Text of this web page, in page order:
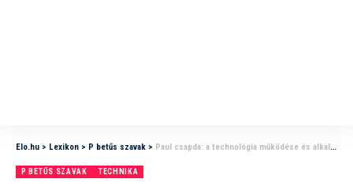
Elo.hu > Lexikon > P betűs szavak > Paul csapda: a technológia működése és alkalmazása
P BETŰS SZAVAK TECHNIKA